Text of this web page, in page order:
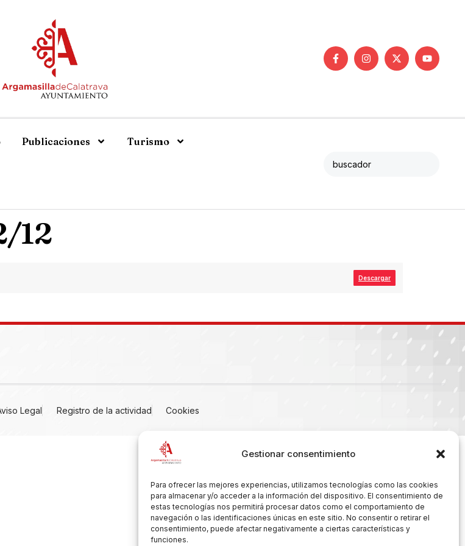
Gestionar consentimiento
Para ofrecer las mejores experiencias, utilizamos tecnologías como las cookies
para almacenar y/o acceder a la información del dispositivo. El consentimiento de
estas tecnologías nos permitirá procesar datos como el comportamiento de
navegación o las identificaciones únicas en este sitio. No consentir o retirar el
consentimiento, puede afectar negativamente a ciertas características y
funciones.
Publicaciones Turismo
12
Descargar
Legal Registro de la actividad Cookies